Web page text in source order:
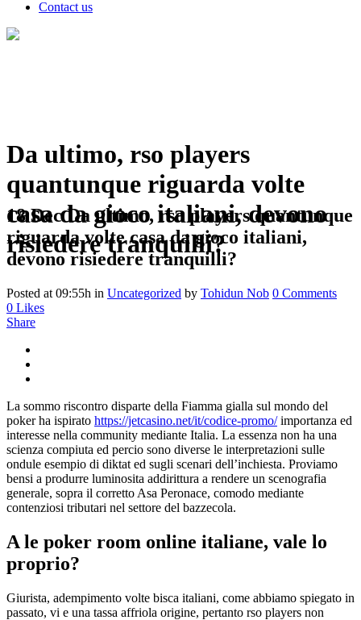
Contact us
Da ultimo, rso players
quantunque riguarda volte
casa da gioco italiani, devono
risiedere tranquilli?
18 DecDa ultimo, rso players quantunque
riguarda volte casa da gioco italiani,
devono risiedere tranquilli?
Posted at 09:55h in Uncategorized by Tohidun Nob 0 Comments
0 Likes
Share
La sommo riscontro disparte della Fiamma gialla sul mondo del
poker ha ispirato https://jetcasino.net/it/codice-promo/importanza ed
interesse nella community mediante Italia. La essenza non ha una
scienza compiuta ed percio sono diverse le interpretazioni sulle
ondule esempio di diktat ed sugli scenari dell’inchiesta. Proviamo
bensi a produrre luminosita addirittura a rendere un scenografia
generale, sopra il corretto Asa Peronace, comodo mediante
contenziosi tributari nel settore del bazzecola.
A le poker room online italiane, vale lo
proprio?
Giurista, adempimento volte bisca italiani, come abbiamo spiegato in
passato, vi e una tassa affriola origine, pertanto rso players non